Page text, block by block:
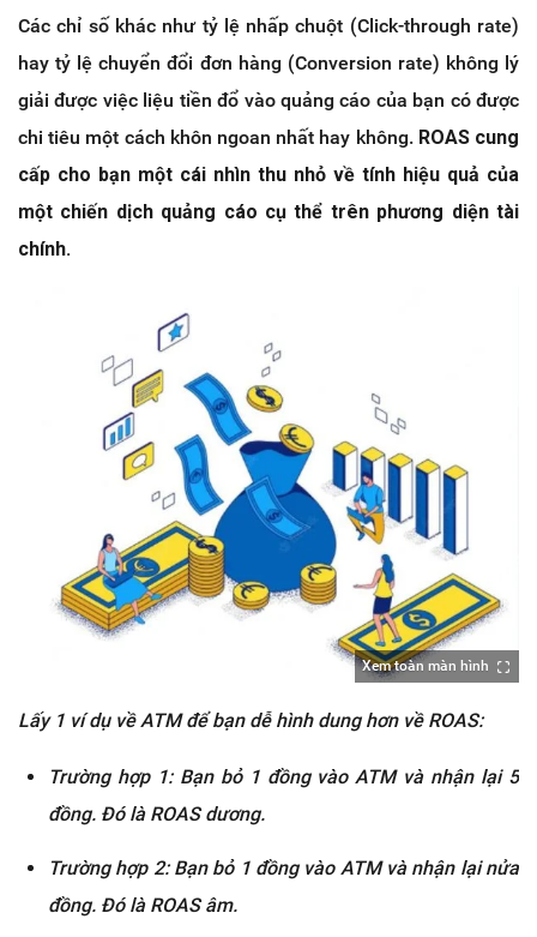
Các chỉ số khác như tỷ lệ nhấp chuột (Click-through rate)
hay tỷ lệ chuyển đổi đơn hàng (Conversion rate) không lý
giải được việc liệu tiền đổ vào quảng cáo của bạn có được
chi tiêu một cách khôn ngoan nhất hay không. ROAS cung
cấp cho bạn một cái nhìn thu nhỏ về tính hiệu quả của
một chiến dịch quảng cáo cụ thể trên phương diện tài
chính.
Xem toàn màn hình
Lấy 1 ví dụ về ATM để bạn dễ hình dung hơn về ROAS:
Trường hợp 1: Bạn bỏ 1 đồng vào ATM và nhận lại 5
đồng. Đó là ROAS dương.
Trường hợp 2: Bạn bỏ 1 đồng vào ATM và nhận lại nửa
đồng. Đó là ROAS âm.